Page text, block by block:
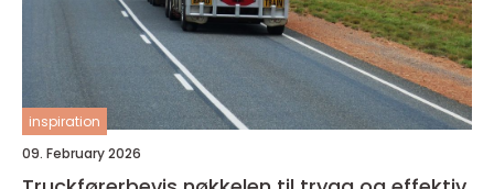
inspiration
09. February 2026